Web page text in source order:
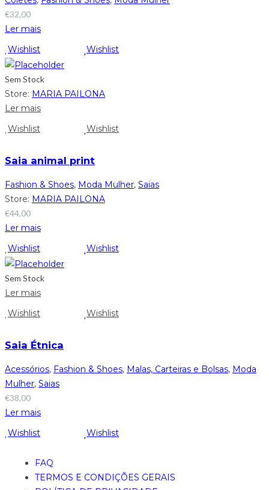
€32,00
Ler mais
Wishlist
Wishlist
Sem Stock
Store: MARIA PAILONA
Ler mais
Wishlist
Wishlist
Saia animal print
Fashion & Shoes, Moda Mulher, Saias
Store: MARIA PAILONA
€44,00
Ler mais
Wishlist
Wishlist
Sem Stock
Ler mais
Wishlist
Wishlist
Saia Étnica
Acessórios, Fashion & Shoes, Malas, Carteiras e Bolsas, Moda
Mulher, Saias
€38,00
Ler mais
Wishlist
Wishlist
FAQ
TERMOS E CONDIÇÕES GERAIS